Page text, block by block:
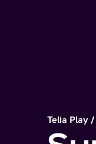
Telia Play